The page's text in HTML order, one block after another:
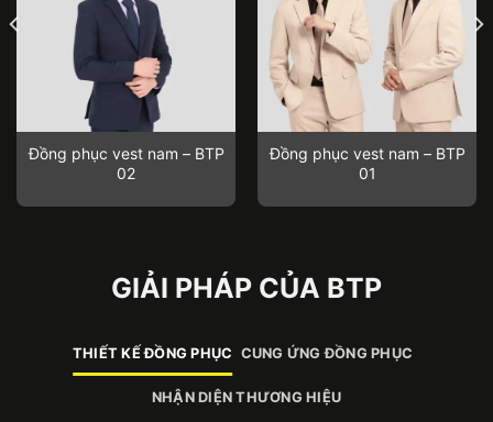
Đồng phục vest nam – BTP
02
Đồng phục vest nam – BTP
01
GIẢI PHÁP CỦA BTP
THIẾT KẾ ĐỒNG PHỤC CUNG ỨNG ĐỒNG PHỤC
NHẬN DIỆN THƯƠNG HIỆU